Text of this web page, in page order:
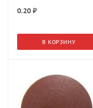
0.20 ₽
В КОРЗИНУ